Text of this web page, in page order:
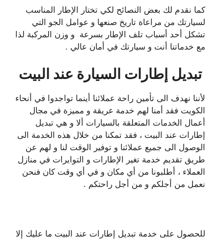
كما نقدم لك بعض النصائح لكي تختار الإطار المناسب
لسيارتك من مراعاة تاريخ صنعها و عوامل الجو التي
تشكل أحد أسباب تلف الإطار بسرعة و وزن المركبة لذا
مع خدماتنا أنت و سيارتك في أمان عالي .
تبديل إطارات السيارة عند البيت
لأننا نهدف الى تأمين راحة عملائنا أينما تواجدوا في أنحاء
الكويت فقد أمنا لهم خدمة عريقة و مميزة في مجال
أعمال الخدمات المتعلقة بالسيارات ألا و هي تبديل
إطارات عند البيت ، فقد تمكنا من خلال هذه الخدمة الى
الوصول الى جميع عملائنا و توفير الوقت لنا و لهم عن
طريق تقديم خدمة تغير الإطارات و التوايرات في منازل
العملاء ، أطلبونا من أي مكان و في أي وقت كان فنحن
نعمل من أجلكم و من أجل راحتكم .
للحصول على خدمة تبديل إطارات عند البيت ما عليك إلا